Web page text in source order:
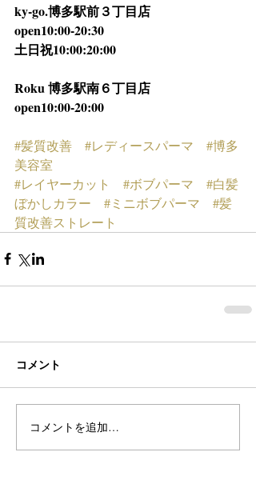
ky-go.博多駅前３丁目店
open10:00-20:30
土日祝10:00:20:00
Roku 博多駅南６丁目店
open10:00-20:00
#髪質改善 #レディースパーマ
#博多
美容室
#レイヤーカット
#ボブパーマ
#白髪
ぼかしカラー
#ミニボブパーマ
#髪
質改善ストレート
コメント
コメントを追加…